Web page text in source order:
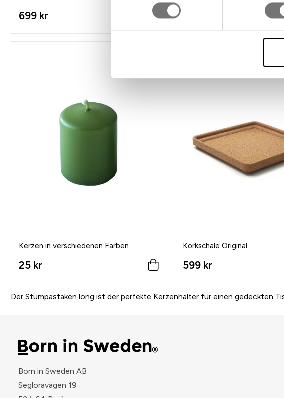
699 kr
Kerzen in verschiedenen Farben
25 kr
Korkschale Original
599 kr
Der Stumpastaken long ist der perfekte Kerzenhalter für einen gedeckten
Born in Sweden AB
Segloravägen 19